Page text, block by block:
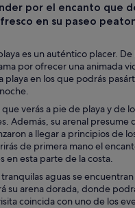
Una animada calle peatonal
por el encanto que
en su paseo
es un auténtico placer.
por ofrecer una animada
en los que podrás
verás a pie de playa y de
Además, su arenal presume
a llegar a principios de
de primera mano el
en esta parte de la costa.
aguas se
su arena dorada, donde
coincida con uno de los